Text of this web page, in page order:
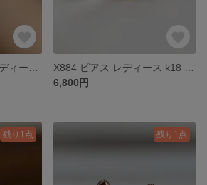
6,800円
残り1点 残り1点